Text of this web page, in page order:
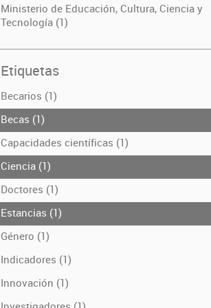
Ministerio de Educación, Cultura, Ciencia y
Tecnología (1)
Etiquetas
Becarios (1)
Becas (1)
Capacidades científicas (1)
Ciencia (1)
Doctores (1)
Estancias (1)
Género (1)
Indicadores (1)
Innovación (1)